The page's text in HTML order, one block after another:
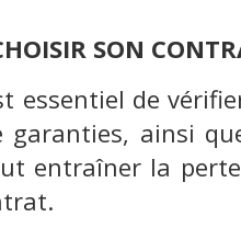
SON
essentiel de
garanties, ainsi
entraîner la